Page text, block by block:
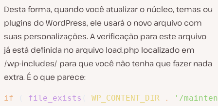
Desta forma, quando você atualizar o núcleo, temas ou
plugins do WordPress, ele usará o novo arquivo com
suas personalizações. A verificação para este arquivo
já está definida no arquivo load.php localizado em
/wp-includes/ para que você não tenha que fazer nada
extra. É o que parece:
if file_exists WP_CONTENT_DIR .
'/